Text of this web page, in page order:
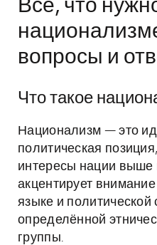
Все, что
вопросы и
Что такое
Национализм — это
политическая
интересы нации выше
акцентирует
языке и политической
определённой
группы.